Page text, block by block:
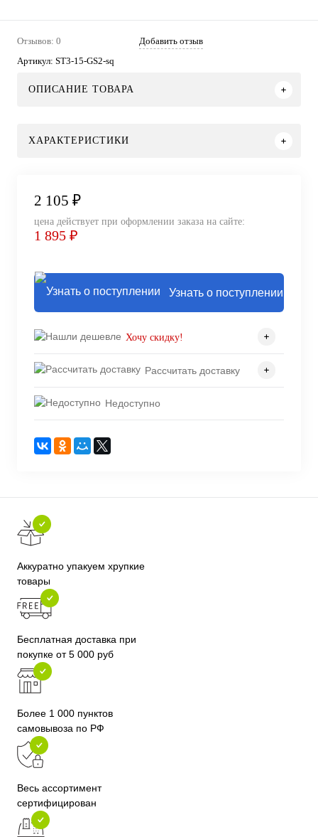
Отзывов: 0
Добавить отзыв
Артикул: ST3-15-GS2-sq
ОПИСАНИЕ ТОВАРА
ХАРАКТЕРИСТИКИ
2 105 ₽
цена действует при оформлении заказа на сайте:
1 895 ₽
Узнать о поступлении
Хочу скидку!
Рассчитать доставку
Недоступно
Аккуратно упакуем хрупкие
товары
Бесплатная доставка при
покупке от 5 000 руб
Более 1 000 пунктов
самовывоза по РФ
Весь ассортимент
сертифицирован